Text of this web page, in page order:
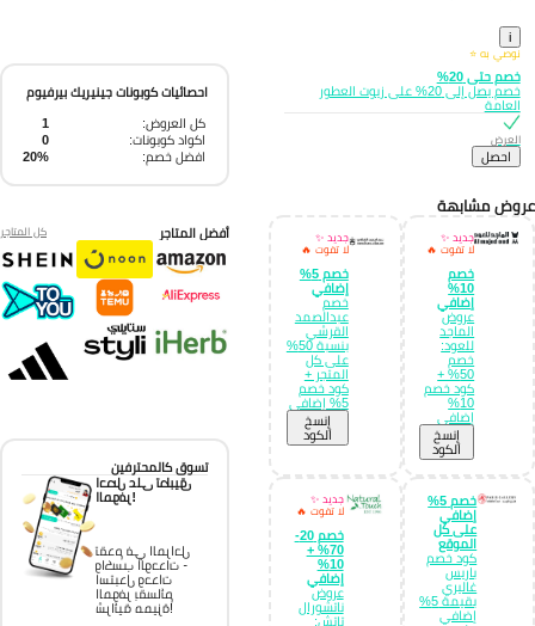
i
نوصي به ⭐
خصم حتى 20%
خصم يصل إلى 20% على زيوت العطور
العامة
العرض
احصل
مشابهة
جديد ✨
لا تفوت 🔥
خصم
10%
إضافي
عروض
الماجد
للعود:
خصم
50% +
كود خصم
10%
إضافي
إِنسخ
الكود
جديد ✨
لا تفوت 🔥
خصم 5%
إضافي
خصم
عبدالصمد
القرشي
بنسبة 50%
على كل
المتجر +
كود خصم
إِنسخ
الكود
خصم 5%
إضافي
على كل
الموقع
كود خصم
باريس
غاليري
بقيمة 5%
إضافي
جديد ✨
لا تفوت 🔥
خصم 20-
70% +
10%
إضافي
عروض
ناتشورال
تاتش:
احصائيات كوبونات جينيريك بيرفيوم
كل العروض:
اكواد كوبونات:
افضل خصم: 20%
أفضل المتاجر كل المتاجر
تسوق كالمحترفين
احصل على تطبيق
الموفر!
تقدم في المراحل
واكسب الوحدات -
استبدل وحدات
الموفر بقسائم
شرائية مميزة!